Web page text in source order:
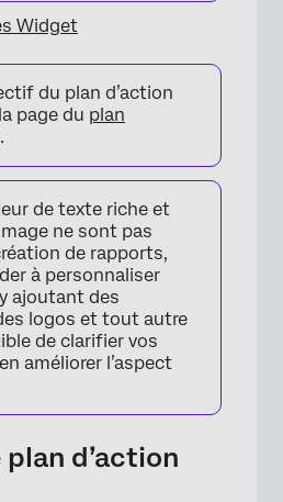
Widget
du plan d’action
page du plan
.
de texte riche et
ne sont pas
de rapports,
à personnaliser
ajoutant des
logos et tout autre
de clarifier vos
améliorer l’aspect
d’action